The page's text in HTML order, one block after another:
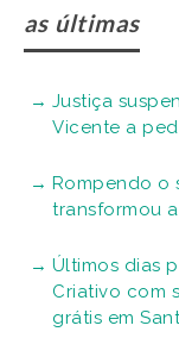
as últimas
Justiça
Vicente a
Rompendo o
transformou
Últimos dias
Criativo com
grátis em